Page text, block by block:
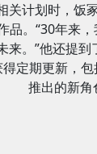
关计划时，饭
品。“30年来
来。”他还提
定期更新，
推出的新角